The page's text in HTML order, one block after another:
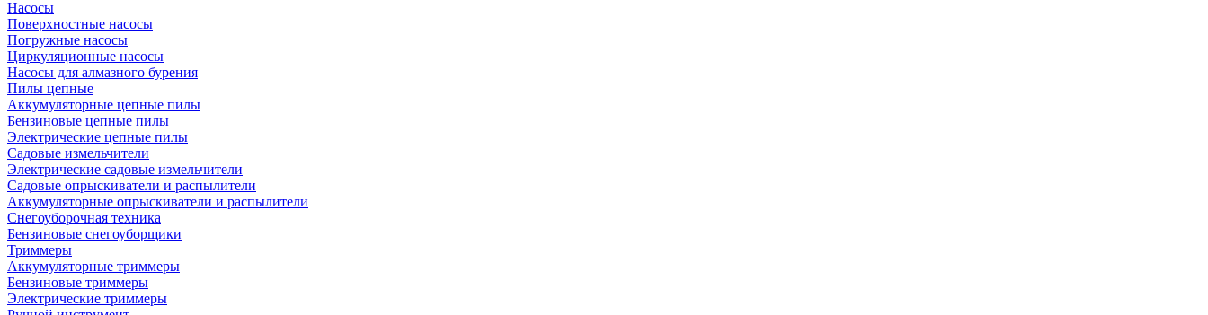
Насосы
Поверхностные насосы
Погружные насосы
Циркуляционные насосы
Насосы для алмазного бурения
Пилы цепные
Аккумуляторные цепные пилы
Бензиновые цепные пилы
Электрические цепные пилы
Садовые измельчители
Электрические садовые измельчители
Садовые опрыскиватели и распылители
Аккумуляторные опрыскиватели и распылители
Снегоуборочная техника
Бензиновые снегоуборщики
Триммеры
Аккумуляторные триммеры
Бензиновые триммеры
Электрические триммеры